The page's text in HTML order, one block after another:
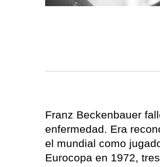
Franz Beckenbauer
enfermedad. Era
el mundial como
Eurocopa en 1972,